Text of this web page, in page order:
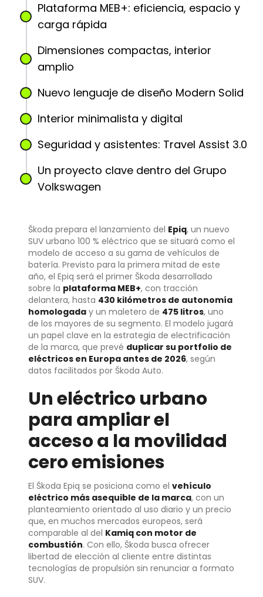
Plataforma MEB+: eficiencia, espacio y
carga rápida
Dimensiones compactas, interior
amplio
Nuevo lenguaje de diseño Modern Solid
Interior minimalista y digital
Seguridad y asistentes: Travel Assist 3.0
Un proyecto clave dentro del Grupo
Volkswagen
Škoda prepara el lanzamiento del Epiq, un nuevo
SUV urbano 100 % eléctrico que se situará como el
modelo de acceso a su gama de vehículos de
batería. Previsto para la primera mitad de este
año, el Epiq será el primer Škoda desarrollado
sobre la plataforma MEB+, con tracción
delantera, hasta 430 kilómetros de autonomía
homologada y un maletero de 475 litros, uno
de los mayores de su segmento. El modelo jugará
un papel clave en la estrategia de electrificación
de la marca, que prevé duplicar su portfolio de
eléctricos en Europa antes de 2026, según
datos facilitados por Škoda Auto.
Un eléctrico urbano
para ampliar el
acceso a la movilidad
cero emisiones
El Škoda Epiq se posiciona como el vehículo
eléctrico más asequible de la marca, con un
planteamiento orientado al uso diario y un precio
que, en muchos mercados europeos, será
comparable al del Kamiq con motor de
combustión. Con ello, Škoda busca ofrecer
libertad de elección al cliente entre distintas
tecnologías de propulsión sin renunciar a formato
SUV.